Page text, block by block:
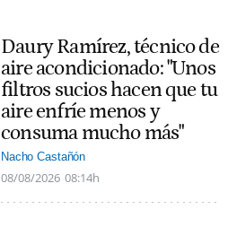
Daury Ramírez, técnico de
aire acondicionado: "Unos
filtros sucios hacen que tu
aire enfríe menos y
consuma mucho más"
Nacho Castañón
08/08/2026 08:14h